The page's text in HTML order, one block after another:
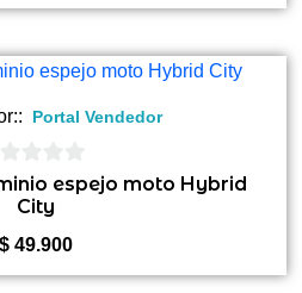
Portal Vendedor
espejo moto Hybrid
City
$ 49.900